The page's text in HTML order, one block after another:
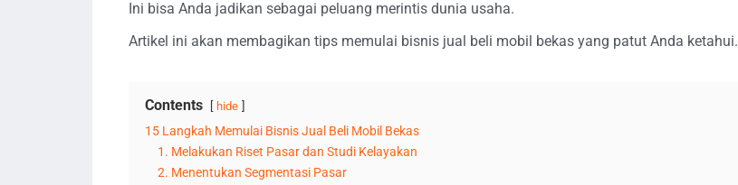
Ini bisa Anda jadikan sebagai peluang merintis dunia usaha.
Artikel ini akan membagikan tips memulai bisnis jual beli mobil bekas yang patut Anda ketahui.
Contents hide
15 Langkah Memulai Bisnis Jual Beli Mobil Bekas
1. Melakukan Riset Pasar dan Studi Kelayakan
2. Menentukan Segmentasi Pasar